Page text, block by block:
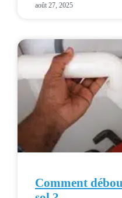
août 27, 2025
Comment